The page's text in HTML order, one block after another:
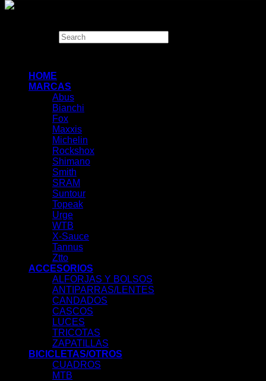
HOME
MARCAS
Abus
Bianchi
Fox
Maxxis
Michelin
Rockshox
Shimano
Smith
SRAM
Suntour
Topeak
Urge
WTB
X-Sauce
Tannus
Ztto
ACCESORIOS
ALFORJAS Y BOLSOS
ANTIPARRAS/LENTES
CANDADOS
CASCOS
LUCES
TRICOTAS
ZAPATILLAS
BICICLETAS/OTROS
CUADROS
MTB